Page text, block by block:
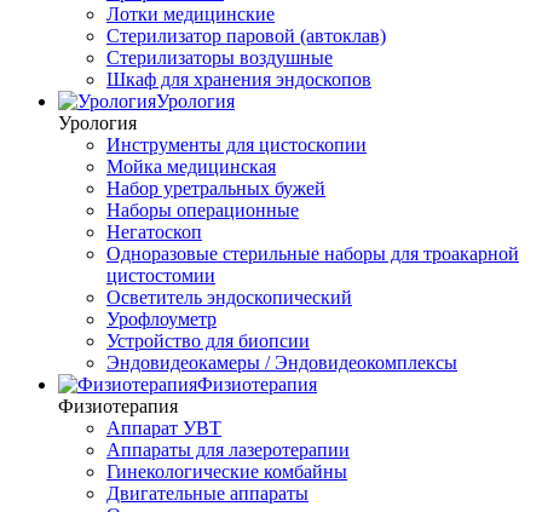
Лотки медицинские
Стерилизатор паровой (автоклав)
Стерилизаторы воздушные
Шкаф для хранения эндоскопов
Урология
Урология
Инструменты для цистоскопии
Мойка медицинская
Набор уретральных бужей
Наборы операционные
Негатоскоп
Одноразовые стерильные наборы для троакарной
цистостомии
Осветитель эндоскопический
Урофлоуметр
Устройство для биопсии
Эндовидеокамеры / Эндовидеокомплексы
Физиотерапия
Физиотерапия
Аппарат УВТ
Аппараты для лазеротерапии
Гинекологические комбайны
Двигательные аппараты